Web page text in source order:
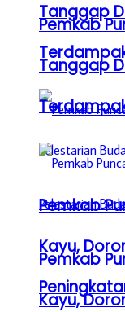
Tanggap
Pemkab
Kayu,
Pemkab
Tanggap
Pemkab
Kayu,